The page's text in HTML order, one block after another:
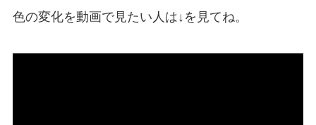
色の変化を動画で見たい人は↓を見てね。